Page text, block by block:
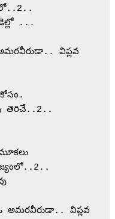
...
తెరిచే..2..